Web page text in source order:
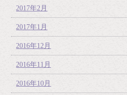
2017年2月
2017年1月
2016年12月
2016年11月
2016年10月